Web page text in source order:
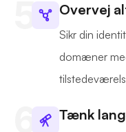
Overvej
Sikr din
domæner
Tænk